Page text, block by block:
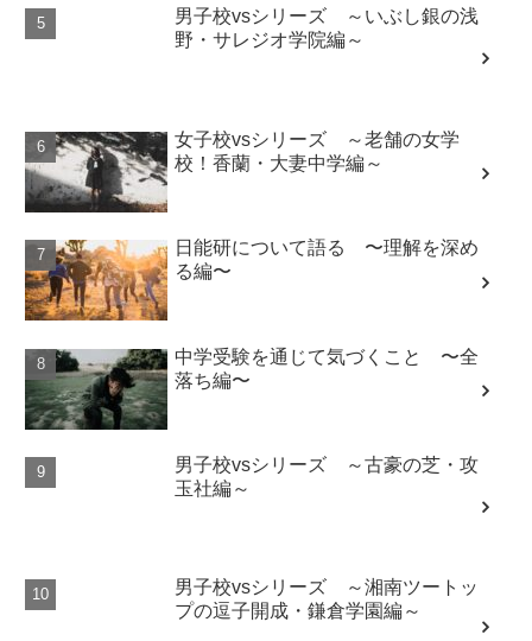
男子校vsシリーズ ～いぶし銀の浅
野・サレジオ学院編～
女子校vsシリーズ ～老舗の女学
校！香蘭・大妻中学編～
日能研について語る 〜理解を深め
る編〜
中学受験を通じて気づくこと 〜全
落ち編〜
男子校vsシリーズ ～古豪の芝・攻
玉社編～
男子校vsシリーズ ～湘南ツートッ
プの逗子開成・鎌倉学園編～